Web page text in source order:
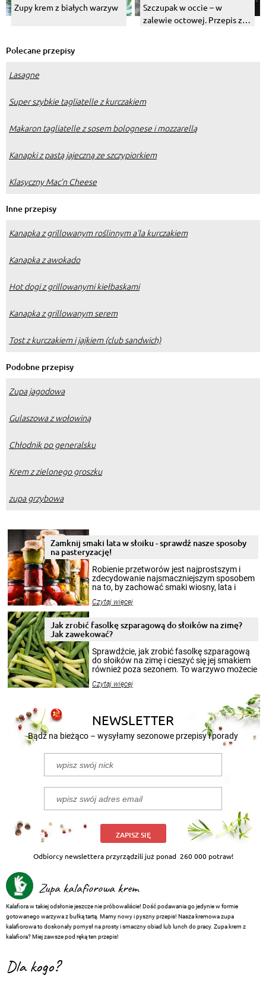
Zupy krem z białych warzyw
Szczupak w occie – w
zalewie octowej. Przepis z
Polecane przepisy
Lasagne
Super szybkie tagliatelle z kurczakiem
Makaron tagliatelle z sosem bolognese i mozzarellą
Kanapki z pastą jajeczną ze szczypiorkiem
Klasyczny Mac’n Cheese
Inne przepisy
Kanapka z grillowanym roślinnym a'la kurczakiem
Kanapka z awokado
Hot dogi z grillowanymi kiełbaskami
Kanapka z grillowanym serem
Tost z kurczakiem i jajkiem (club sandwich)
Podobne przepisy
Zupa jagodowa
Gulaszowa z wołowiną
Chłodnik po generalsku
Krem z zielonego groszku
zupa grzybowa
Zamknij smaki lata w słoiku - sprawdź nasze sposoby
na pasteryzację!
Robienie przetworów jest najprostszym i
zdecydowanie najsmaczniejszym sposobem
na to, by zachować smaki wiosny, lata i
krajobrazów, by cieszyć nimi oko w sezonie
pełni poczuć atmosferę cieplejszych
miesięcy. Przygotowanie słoików ze
patenty, które pozwolą zachować świeżość
przetworów.
Czytaj więcej
Jak zrobić fasolkę szparagową do słoików na zimę?
Jak zawekować?
Sprawdźcie, jak zrobić fasolkę szparagową
do słoików na zimę i cieszyć się jej smakiem
również poza sezonem. To warzywo możecie
nasze propozycje!
Czytaj więcej
NEWSLETTER
Bądź na bieżąco – wysyłamy sezonowe przepisy i porady
ZAPISZ SIĘ
Odbiorcy newslettera przyrządzili już ponad 260 000 potraw!
Zupa kalafiorowa krem
Kalafiora w takiej odsłonie jeszcze nie próbowaliście! Dość podawania go jedynie w formie
gotowanego warzywa z bułką tartą. Mamy nowy i pyszny przepis! Nasza kremowa zupa
kalafiorowa to doskonały pomysł na prosty i smaczny obiad lub lunch do pracy. Zupa krem z
kalafiora? Miej zawsze pod ręką ten przepis!
Dla kogo?